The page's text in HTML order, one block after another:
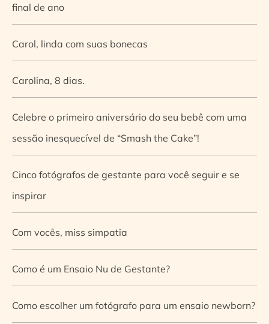
final de ano
Carol, linda com suas bonecas
Carolina, 8 dias.
Celebre o primeiro aniversário do seu bebê com uma
sessão inesquecível de “Smash the Cake”!
Cinco fotógrafos de gestante para você seguir e se
inspirar
Com vocês, miss simpatia
Como é um Ensaio Nu de Gestante?
Como escolher um fotógrafo para um ensaio newborn?